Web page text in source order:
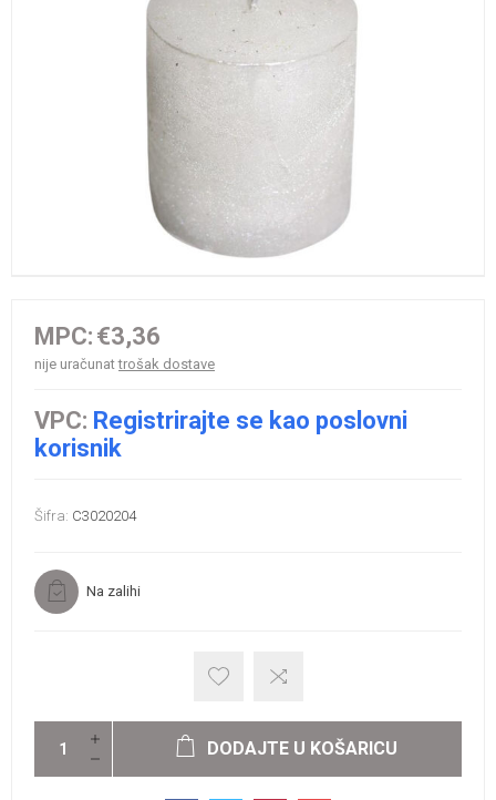
MPC: €3,36
nije uračunattrošak dostave
VPC: Registrirajte se kao poslovni
korisnik
Šifra: C3020204
Na zalihi
DODAJTE U KOŠARICU